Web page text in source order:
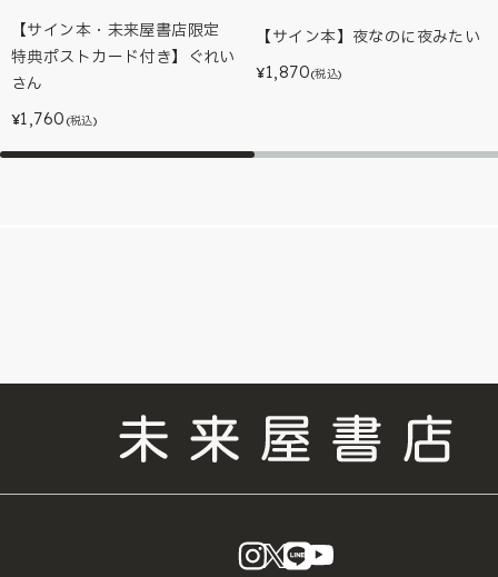
【サイン本・未来屋書店限定
特典ポストカード付き】ぐれい
さん
¥1,760 (税込)
【サイン本】夜なのに夜みたい
¥1,870(税込)
instagram
X LINE